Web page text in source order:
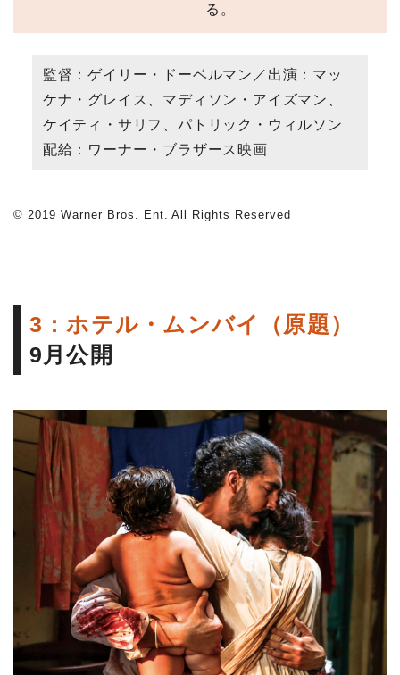
る。
監督：ゲイリー・ドーベルマン／出演：マッ
ケナ・グレイス、マディソン・アイズマン、
ケイティ・サリフ、パトリック・ウィルソン
配給：ワーナー・ブラザース映画
© 2019 Warner Bros. Ent. All Rights Reserved
3：ホテル・ムンバイ（原題）
9月公開